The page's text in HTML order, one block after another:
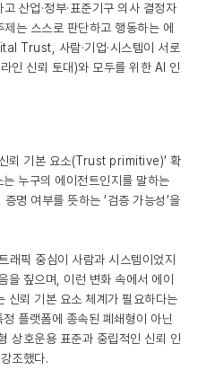
산업·정부·표준기구 의사 결정자
는 스스로 판단하고 행동하는 에
Trust, 사람·기업·시스템이 서로
인 신뢰 토대)와 모두를 위한 AI 인
뢰 기본 요소(Trust primitive)’ 확
누구의 에이전트인지를 말하는
증명 여부를 뜻하는 ‘검증 가능성’을
래픽 중심이 사람과 시스템이었지
을 짚으며, 이런 변화 속에서 에이
신뢰 기본 요소 체계가 필요하다는
플랫폼에 종속된 폐쇄형이 아닌
상호운용 표준과 중립적인 신뢰 인
조했다.